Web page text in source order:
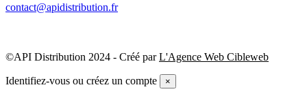
contact@apidistribution.fr
©API Distribution 2024 - Créé parL'Agence Web Cibleweb
Identifiez-vous ou créez un compte ×